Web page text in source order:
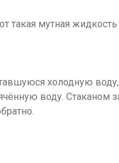
такая мутная
холодную воду,
воду. Стаканом